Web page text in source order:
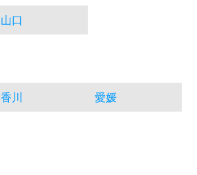
山口
香川 愛媛